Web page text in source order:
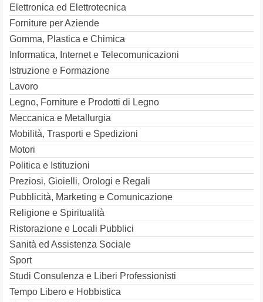
Elettronica ed Elettrotecnica
Forniture per Aziende
Gomma, Plastica e Chimica
Informatica, Internet e Telecomunicazioni
Istruzione e Formazione
Lavoro
Legno, Forniture e Prodotti di Legno
Meccanica e Metallurgia
Mobilità, Trasporti e Spedizioni
Motori
Politica e Istituzioni
Preziosi, Gioielli, Orologi e Regali
Pubblicità, Marketing e Comunicazione
Religione e Spiritualità
Ristorazione e Locali Pubblici
Sanità ed Assistenza Sociale
Sport
Studi Consulenza e Liberi Professionisti
Tempo Libero e Hobbistica